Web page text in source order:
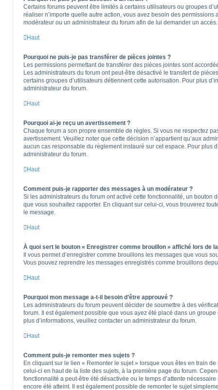
Certains forums peuvent être limités à certains utilisateurs ou groupes
réaliser n’importe quelle autre action, vous avez besoin des permissions
modérateur ou un administrateur du forum afin de lui demander un accès.
Haut
Pourquoi ne puis-je pas transférer de pièces jointes ?
Les permissions permettant de transférer des pièces jointes sont
Les administrateurs du forum ont peut-être désactivé le transfert de
certains groupes d’utilisateurs détiennent cette autorisation. Pour plus
administrateur du forum.
Haut
Pourquoi ai-je reçu un avertissement ?
Chaque forum a son propre ensemble de règles. Si vous ne respectez
avertissement. Veuillez noter que cette décision n’appartient qu’aux
aucun cas responsable du règlement instauré sur cet espace. Pour plus
administrateur du forum.
Haut
Comment puis-je rapporter des messages à un modérateur ?
Si les administrateurs du forum ont activé cette fonctionnalité, un bouton
que vous souhaitez rapporter. En cliquant sur celui-ci, vous trouverez
le message.
Haut
À quoi sert le bouton « Enregistrer comme brouillon » affiché lors de
Il vous permet d’enregistrer comme brouillons les messages que vous
Vous pouvez reprendre les messages enregistrés comme brouillons
Haut
Pourquoi mon message a-t-il besoin d’être approuvé ?
Les administrateurs du forum peuvent décider de soumettre à des
forum. Il est également possible que vous ayez été placé dans un
plus d’informations, veuillez contacter un administrateur du forum.
Haut
Comment puis-je remonter mes sujets ?
En cliquant sur le lien « Remonter le sujet » lorsque vous êtes en train
celui-ci en haut de la liste des sujets, à la première page du forum.
fonctionnalité a peut-être été désactivée ou le temps d’attente
encore été atteint. Il est également possible de remonter le sujet